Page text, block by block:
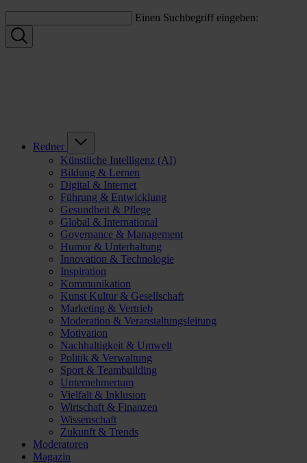
Einen Suchbegriff eingeben:
Redner
Künstliche Intelligenz (AI)
Bildung & Lernen
Digital & Internet
Führung & Entwicklung
Gesundheit & Pflege
Global & International
Governance & Management
Humor & Unterhaltung
Innovation & Technologie
Inspiration
Kommunikation
Kunst Kultur & Gesellschaft
Marketing & Vertrieb
Moderation & Veranstaltungsleitung
Motivation
Nachhaltigkeit & Umwelt
Politik & Verwaltung
Sport & Teambuilding
Unternehmertum
Vielfalt & Inklusion
Wirtschaft & Finanzen
Wissenschaft
Zukunft & Trends
Moderatoren
Magazin